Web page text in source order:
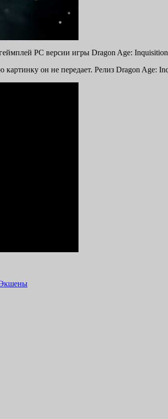
PC версии игры Dragon Age:
он не передает. Релиз Dragon Age: